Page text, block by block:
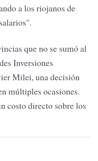
a los riojanos de
que no se sumó al
Inversiones
Milei, una decisión
múltiples ocasiones.
costo directo sobre los